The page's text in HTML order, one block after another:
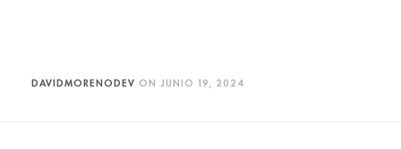
DAVIDMORENODEV ON JUNIO 19, 2024